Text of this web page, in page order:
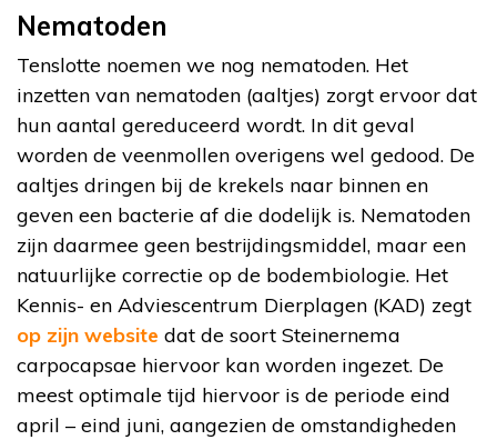
Nematoden
Tenslotte noemen we nog nematoden. Het
inzetten van nematoden (aaltjes) zorgt ervoor dat
hun aantal gereduceerd wordt. In dit geval
worden de veenmollen overigens wel gedood. De
aaltjes dringen bij de krekels naar binnen en
geven een bacterie af die dodelijk is. Nematoden
zijn daarmee geen bestrijdingsmiddel, maar een
natuurlijke correctie op de bodembiologie. Het
Kennis- en Adviescentrum Dierplagen (KAD) zegt
op zijn website dat de soort Steinernema
carpocapsae hiervoor kan worden ingezet. De
meest optimale tijd hiervoor is de periode eind
april – eind juni, aangezien de omstandigheden